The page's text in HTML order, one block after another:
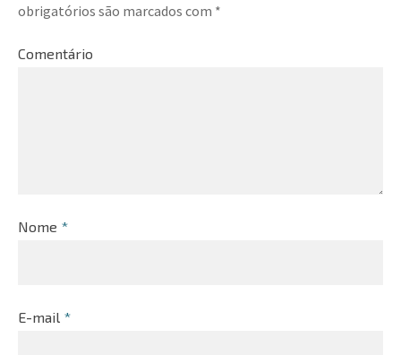
obrigatórios são marcados com *
Comentário
Nome *
E-mail *